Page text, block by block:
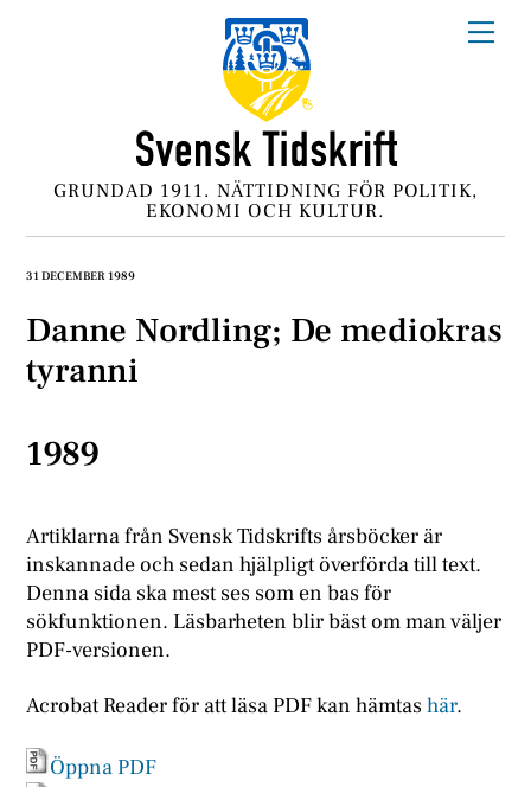
GRUNDAD 1911. NÄTTIDNING FÖR POLITIK,
EKONOMI OCH KULTUR.
31 DECEMBER 1989
Danne Nordling; De mediokras
tyranni
1989
Artiklarna från Svensk Tidskrifts årsböcker är
inskannade och sedan hjälpligt överförda till text.
Denna sida ska mest ses som en bas för
sökfunktionen. Läsbarheten blir bäst om man väljer
PDF-versionen.
Acrobat Reader för att läsa PDF kan hämtashär.
Öppna PDF